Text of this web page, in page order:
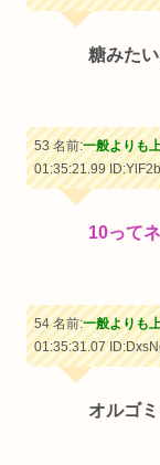
糖みた
53 名前:一般よりも
01:35:21.99
10って
54 名前:一般よりも
01:35:31.07
オルゴ